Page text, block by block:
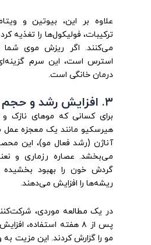
ترکیبات، فولیکول‌ها را تغذیه
می‌کنند. اگر ریزش موی شما
استرس است، این سرم
درمان خانگی است.
۳. افزایش رشد و حجم مو
برای کسانی که موهای نازک
هیرسکیو مانند یک معجزه عمل
آناژن (رشد فعال مو)، این
می‌بخشد. عصاره رزماری و
گردش خون را بهبود بخشیده
ریشه‌ها را افزایش می‌دهند.
در یک مطالعه موردی،
مو را گزارش کردند. این مزیت